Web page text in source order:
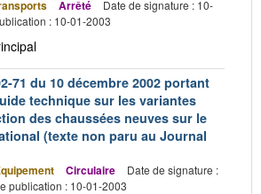
Arrêté
Date de signature : 10-
: 10-01-2003
71 du 10 décembre 2002 portant
technique sur les variantes
des chaussées neuves sur le
(texte non paru au Journal
Circulaire
Date de signature :
publication : 10-01-2003